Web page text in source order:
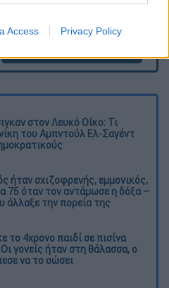
Access Privacy Policy
στον Λευκό Οίκο: Τι
του Αμπντούλ Ελ-Σαγέντ
ήταν σχιζοφρενής, εμμονικός,
75 όταν τον αντάμωσε η δόξα –
άλλαξε την πορεία της
το 4χρονο παιδί σε πισίνα
γονείς ήταν στη θάλασσα, ο
να το σώσει